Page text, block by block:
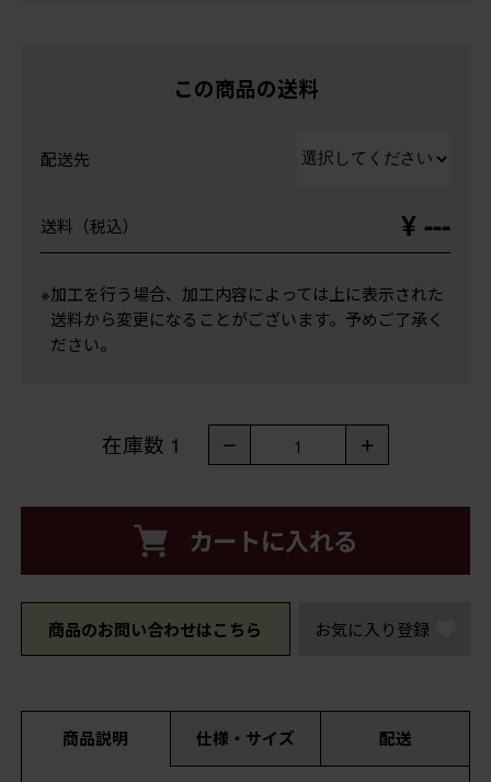
この商品の送料
配送先
送料（税込） ¥ ---
※加工を行う場合、加工内容によっては上に表示された
送料から変更になることがございます。予めご了承く
ださい。
在庫数 1 － 1 ＋
カートに入れる
商品のお問い合わせはこちら お気に入り登録
商品説明 仕様・サイズ 配送